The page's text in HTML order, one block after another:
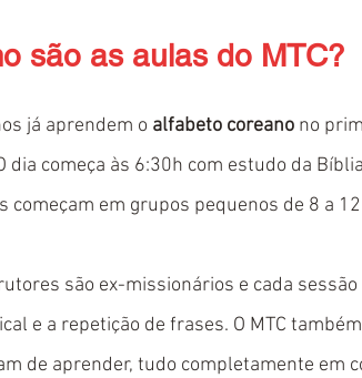
são as aulas do MTC?
já aprendem o alfabeto coreano no
dia começa às 6:30h com estudo da
começam em grupos pequenos de 8 a
são ex-missionários e cada
e a repetição de frases. O MTC
de aprender, tudo completamente em